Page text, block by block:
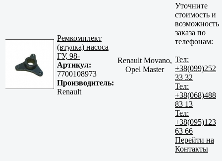
Ремкомплект
(втулка) насоса
ГУ, 98-
Артикул:
7700108973
Производитель:
Renault
Renault Movano,
Opel Master
Уточните
стоимость и
возможность
заказа по
телефонам:
Тел:
+38(099)252
33 32
Тел:
+38(068)488
83 13
Тел:
+38(095)123
63 66
Перейти на
Контакты